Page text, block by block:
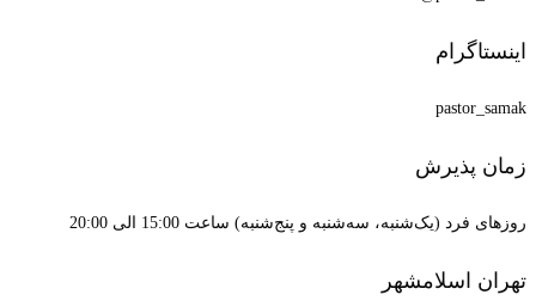
اینستاگرام
pastor_samak
زمان پذیرش
روزهای فرد (یک‌شنبه، سه‌شنبه و پنج‌شنبه) ساعت 15:00 الی 20:00
تهران اسلامشهر